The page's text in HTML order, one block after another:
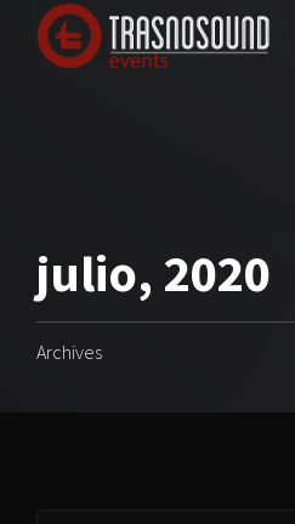
julio, 2020
Archives